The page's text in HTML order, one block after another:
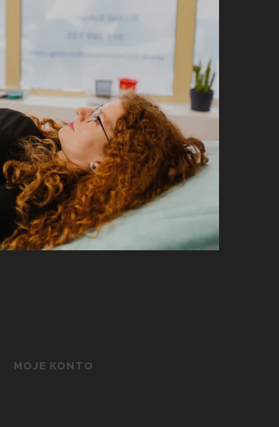
MOJE KONTO